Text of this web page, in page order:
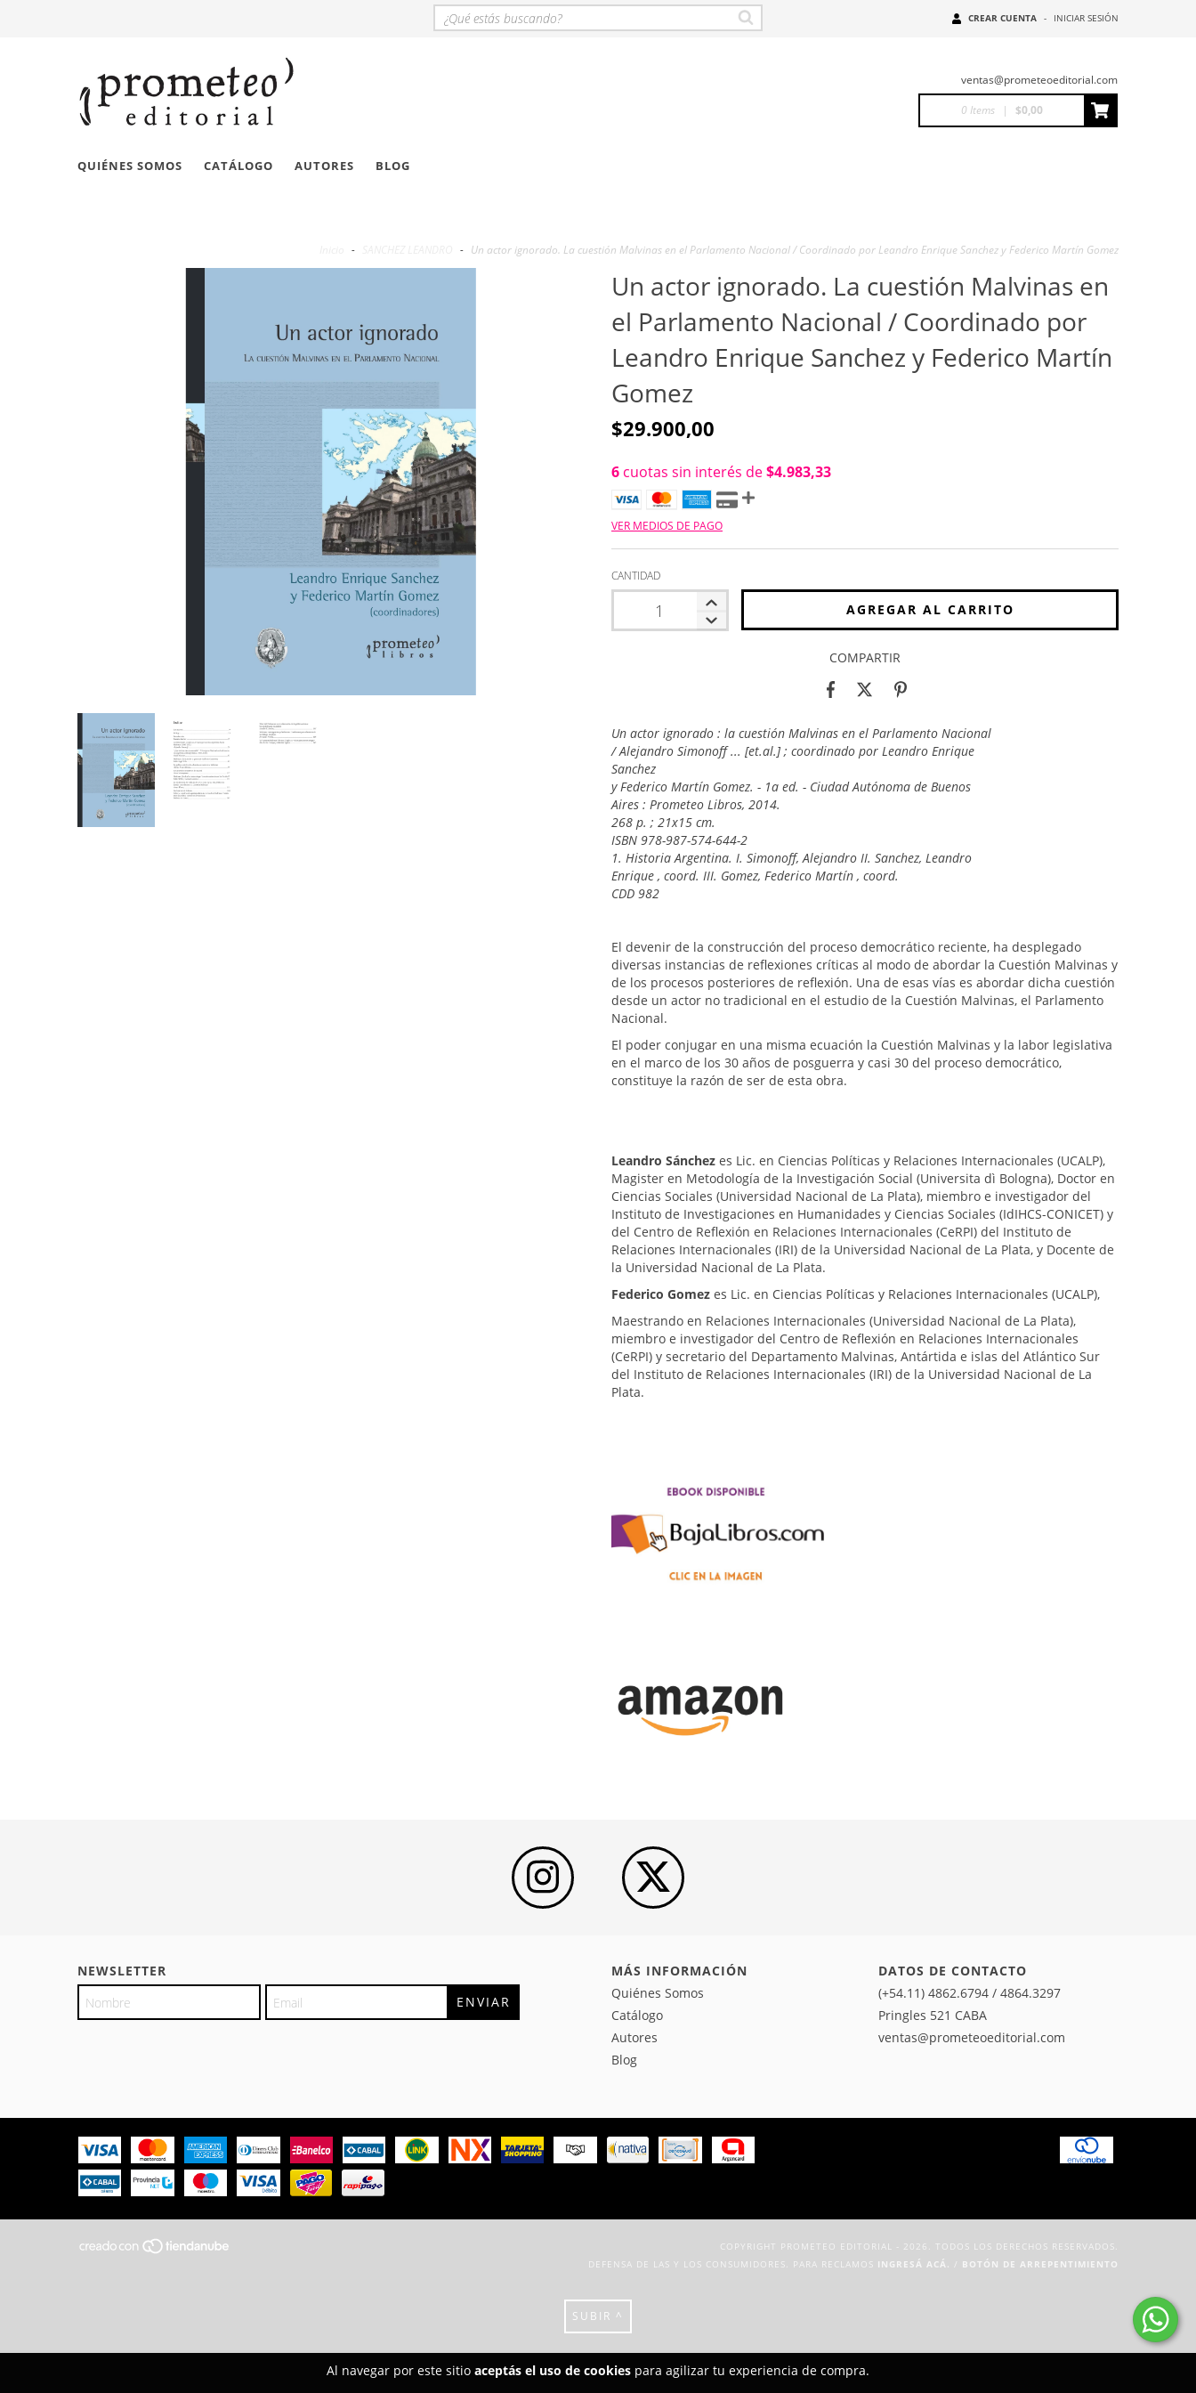
CREAR CUENTA - INICIAR SESIÓN
Al navegar por este sitio aceptás el uso de cookies para agilizar tu experiencia de compra.
ventas@prometeoeditorial.com
0 Items | $0,00
QUIÉNES SOMOS CATÁLOGO AUTORES BLOG
- - Un actor ignorado. La cuestión Malvinas en el Parlamento Nacional / Coordinado por Leandro Enrique Sanchez y Federico Martín Gomez
Un actor ignorado. La cuestión Malvinas en
el Parlamento Nacional / Coordinado por
Leandro Enrique Sanchez y Federico Martín
Gomez
$29.900,00
6 cuotas sin interés de$4.983,33
VER MEDIOS DE PAGO
CANTIDAD
COMPARTIR
Un actor ignorado : la cuestión Malvinas en el Parlamento Nacional
/ Alejandro Simonoff ... [et.al.] ; coordinado por Leandro Enrique
Sanchez
y Federico Martín Gomez. - 1a ed. - Ciudad Autónoma de Buenos
Aires : Prometeo Libros, 2014.
268 p. ; 21x15 cm.
ISBN 978-987-574-644-2
1. Historia Argentina. I. Simonoff, Alejandro II. Sanchez, Leandro
Enrique , coord. III. Gomez, Federico Martín , coord.
CDD 982
El devenir de la construcción del proceso democrático reciente, ha desplegado
diversas instancias de reflexiones críticas al modo de abordar la Cuestión Malvinas y
de los procesos posteriores de reflexión. Una de esas vías es abordar dicha cuestión
desde un actor no tradicional en el estudio de la Cuestión Malvinas, el Parlamento
Nacional.
El poder conjugar en una misma ecuación la Cuestión Malvinas y la labor legislativa
en el marco de los 30 años de posguerra y casi 30 del proceso democrático,
constituye la razón de ser de esta obra.
Leandro Sánchez es Lic. en Ciencias Políticas y Relaciones Internacionales (UCALP),
Magister en Metodología de la Investigación Social (Universita dì Bologna), Doctor en
Ciencias Sociales (Universidad Nacional de La Plata), miembro e investigador del
Instituto de Investigaciones en Humanidades y Ciencias Sociales (IdIHCS-CONICET) y
del Centro de Reflexión en Relaciones Internacionales (CeRPI) del Instituto de
Relaciones Internacionales (IRI) de la Universidad Nacional de La Plata, y Docente de
la Universidad Nacional de La Plata.
Federico Gomez es Lic. en Ciencias Políticas y Relaciones Internacionales (UCALP),
Maestrando en Relaciones Internacionales (Universidad Nacional de La Plata),
miembro e investigador del Centro de Reflexión en Relaciones Internacionales
(CeRPI) y secretario del Departamento Malvinas, Antártida e islas del Atlántico Sur
del Instituto de Relaciones Internacionales (IRI) de la Universidad Nacional de La
Plata.
NEWSLETTER
MÁS INFORMACIÓN
Quiénes Somos
Catálogo
Autores
Blog
DATOS DE CONTACTO
(+54.11) 4862.6794 / 4864.3297
Pringles 521 CABA
ventas@prometeoeditorial.com
COPYRIGHT PROMETEO EDITORIAL - 2026. TODOS LOS DERECHOS RESERVADOS.
DEFENSA DE LAS Y LOS CONSUMIDORES. PARA RECLAMOS INGRESÁ ACÁ. / BOTÓN DE ARREPENTIMIENTO
SUBIR ^